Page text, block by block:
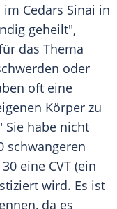
Cedars Sinai in
geheilt",
das Thema
oder
oft eine
Körper zu
Sie habe nicht
schwangeren
eine CVT (ein
wird. Es ist
da es